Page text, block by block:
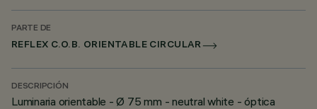
PARTE DE
REFLEX C.O.B. ORIENTABLE CIRCULAR
DESCRIPCIÓN
Luminaria orientable - Ø 75 mm - neutral white - óptica